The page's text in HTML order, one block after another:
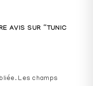
AVIS SUR “TUNIC
Les champs